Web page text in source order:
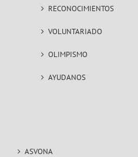
RECONOCIMIENTOS
VOLUNTARIADO
OLIMPISMO
AYUDANOS
ASVONA